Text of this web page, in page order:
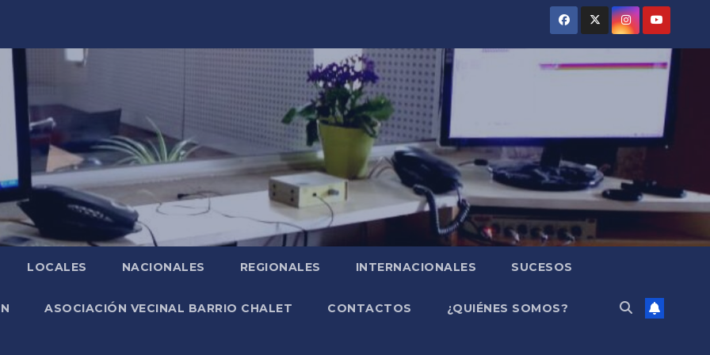
LOCALES NACIONALES REGIONALES INTERNACIONALES SUCESOS
ASOCIACIÓN VECINAL BARRIO CHALET CONTACTOS ¿QUIÉNES SOMOS?